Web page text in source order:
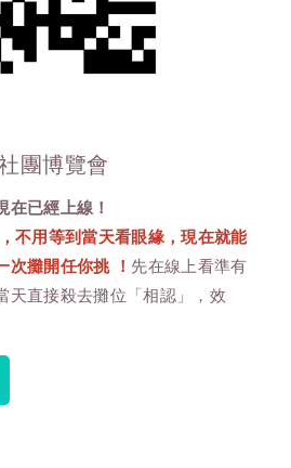
團博覽會
在已經上線！
不用等到當天看眼緣，現在就能
次攤開任你挑 ！ 先在線上看準有
天直接殺去攤位「相認」，效